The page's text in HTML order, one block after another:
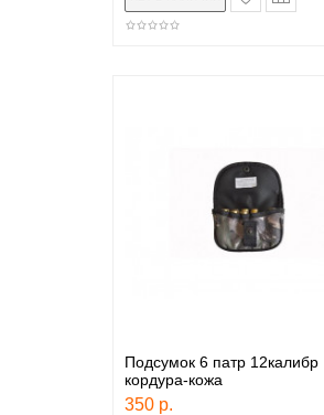
Подсумок 6 патр 12калибр
кордура-кожа
350 р.